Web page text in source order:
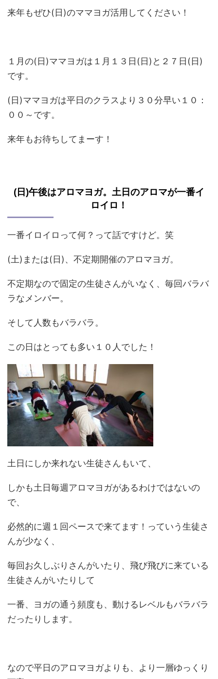
来年もぜひ(日)のママヨガ活用してください！
１月の(日)ママヨガは１月１３日(日)と２７日(日)
です。
(日)ママヨガは平日のクラスより３０分早い１０：
００～です。
来年もお待ちしてまーす！
(日)午後はアロマヨガ。土日のアロマが一番イ
ロイロ！
一番イロイロって何？って話ですけど。笑
(土)または(日)、不定期開催のアロマヨガ。
不定期なので固定の生徒さんがいなく、毎回バラバ
ラなメンバー。
そして人数もバラバラ。
この日はとっても多い１０人でした！
土日にしか来れない生徒さんもいて、
しかも土日毎週アロマヨガがあるわけではないの
で、
必然的に週１回ペースで来てます！っていう生徒さ
んが少なく、
毎回お久しぶりさんがいたり、飛び飛びに来ている
生徒さんがいたりして
一番、ヨガの通う頻度も、動けるレベルもバラバラ
だったりします。
なので平日のアロマヨガよりも、より一層ゆっくり